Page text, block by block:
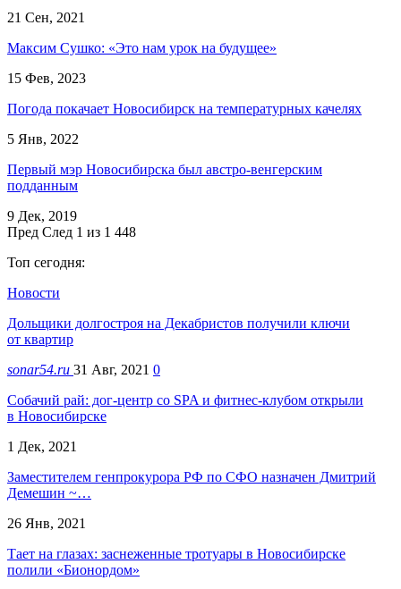
21 Сен, 2021
Максим Сушко: «Это нам урок на будущее»
15 Фев, 2023
Погода покачает Новосибирск на температурных качелях
5 Янв, 2022
Первый мэр Новосибирска был австро-венгерским
подданным
9 Дек, 2019
Пред След 1 из 1 448
Топ сегодня:
Новости
Дольщики долгостроя на Декабристов получили ключи
от квартир
sonar54.ru 31 Авг, 2021 0
Собачий рай: дог-центр со SPA и фитнес-клубом открыли
в Новосибирске
1 Дек, 2021
Заместителем генпрокурора РФ по СФО назначен Дмитрий
Демешин ~…
26 Янв, 2021
Тает на глазах: заснеженные тротуары в Новосибирске
полили «Бионордом»